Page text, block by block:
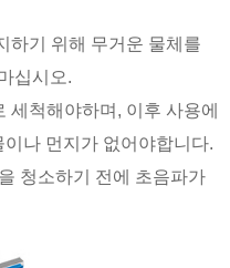
하기 위해 무거운 물체를
십시오.
세척해야하며, 이후 사용에
나 먼지가 없어야합니다.
청소하기 전에 초음파가